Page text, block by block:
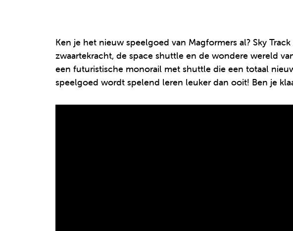
Ken je het nieuw speelgoed van Magformers al? Sky
zwaartekracht, de space shuttle en de wondere wereld
een futuristische monorail met shuttle die een totaal
speelgoed wordt spelend leren leuker dan ooit! Ben je